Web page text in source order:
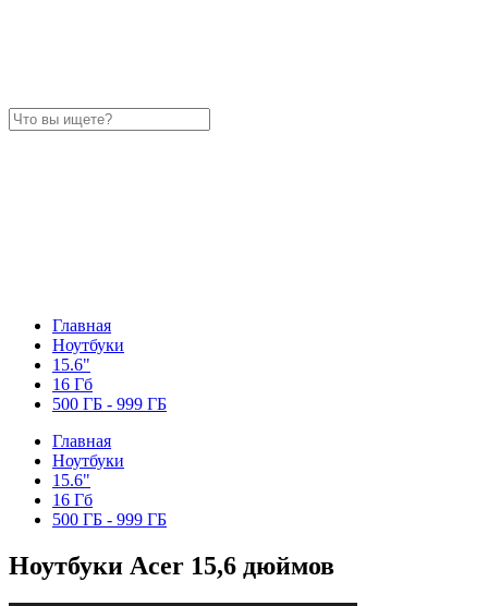
Главная
Ноутбуки
15.6"
16 Гб
500 ГБ - 999 ГБ
Главная
Ноутбуки
15.6"
16 Гб
500 ГБ - 999 ГБ
Ноутбуки Acer 15,6 дюймов